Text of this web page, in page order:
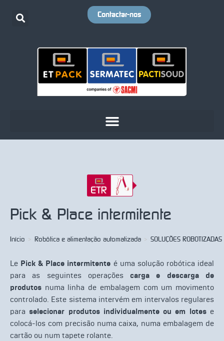
Contactar-nos
Pick & Place intermitente
Início > Robôtica e alimentação automatizada > SOLUÇÕES ROBOTIZADAS
Le Pick & Place intermitente é uma solução robótica ideal
para as seguintes operaçõescarga e descarga de
produtos numa linha de embalagem com um movimento
controlado. Este sistema intervém em intervalos regulares
paraselecionar produtos individualmente ou em lotese
colocá-los com precisão numa caixa, numa embalagem de
cartão ou num tapete rolante.